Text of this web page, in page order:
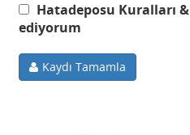
Hatadeposu Kuralları
ediyorum
Kaydı Tamamla